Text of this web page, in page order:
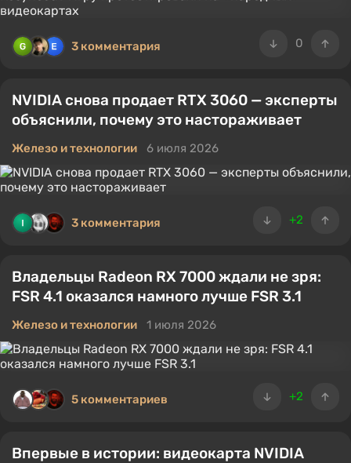
0
3 комментария
NVIDIA снова продает RTX 3060 — эксперты
объяснили, почему это настораживает
Железо и технологии 6 июля 2026
+2
3 комментария
Владельцы Radeon RX 7000 ждали не зря:
FSR 4.1 оказался намного лучше FSR 3.1
Железо и технологии 1 июля 2026
+2
5 комментариев
Впервые в истории: видеокарта NVIDIA